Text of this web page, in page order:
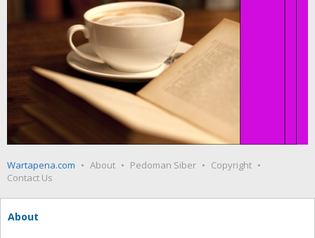
Wartapena.com About Pedoman Siber
Copyright
Contact Us
About